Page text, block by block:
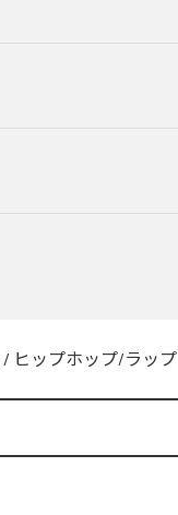
/ ヒップホップ/ラップ